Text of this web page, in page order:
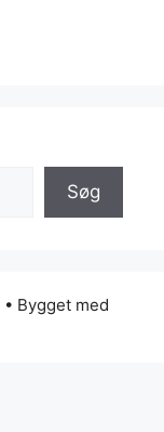
Søg
• Bygget med